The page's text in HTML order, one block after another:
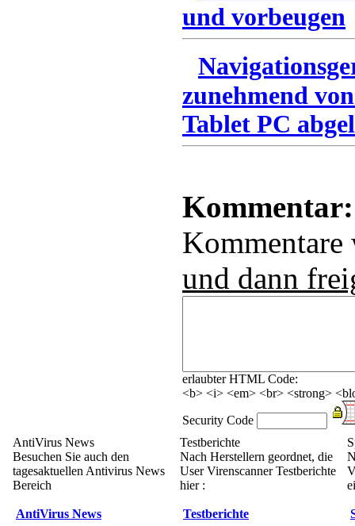
und vorbeugen
zunehmend
Tablet PC
Kommentar:
und dann
erlaubter HTML Code:
<b> <i> <em> <br> <strong>
Security Code
AntiVirus News
Besuchen Sie auch den
tagesaktuellen Antivirus News
Bereich
AntiVirus News
Testberichte
Nach Herstellern geordnet, die
User Virenscanner Testberichte
hier :
Testberichte